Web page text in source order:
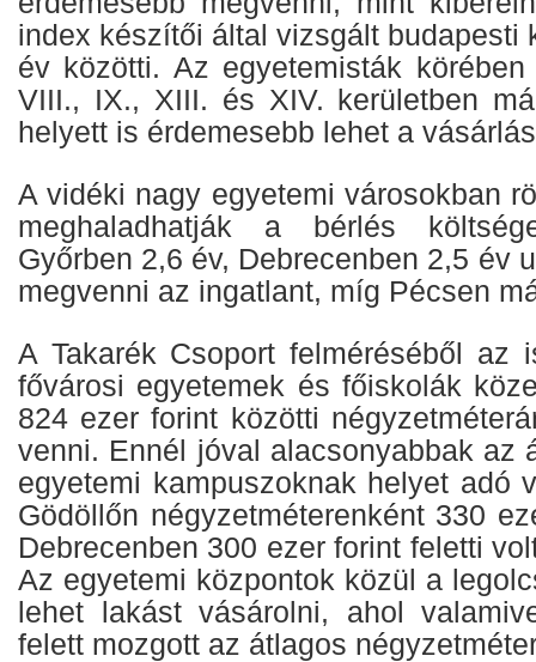
index készítői által vizsgált budapesti
év közötti. Az egyetemisták
VIII., IX., XIII. és XIV. kerületben
helyett is érdemesebb lehet a
A vidéki nagy egyetemi városokban
meghaladhatják a bérlés
Győrben 2,6 év, Debrecenben 2,5 év
megvenni az ingatlant, míg Pécsen
A Takarék Csoport felméréséből az
fővárosi egyetemek és főiskolák
824 ezer forint közötti
venni. Ennél jóval alacsonyabbak az
egyetemi kampuszoknak helyet adó
Gödöllőn négyzetméterenként 330
Debrecenben 300 ezer forint feletti
Az egyetemi központok közül a
lehet lakást vásárolni, ahol
felett mozgott az átlagos